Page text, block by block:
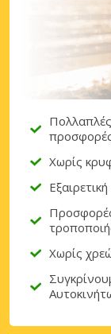
Χωρίς
Χωρίς